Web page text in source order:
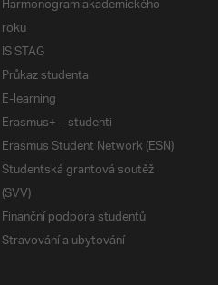
Harmonogram akademického
roku
IS STAG
Průkaz studenta
E-learning
Erasmus+ – studenti
Erasmus Student Network (ESN)
Studentská grantová soutěž
(SVV)
Finanční podpora studentů
Stravování a ubytování